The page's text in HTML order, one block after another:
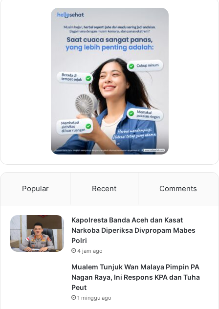
Popular Recent Comments
Kapolresta Banda Aceh dan Kasat
Narkoba Diperiksa Divpropam Mabes
Polri
4 jam ago
Mualem Tunjuk Wan Malaya Pimpin PA
Nagan Raya, Ini Respons KPA dan Tuha
Peut
1 minggu ago